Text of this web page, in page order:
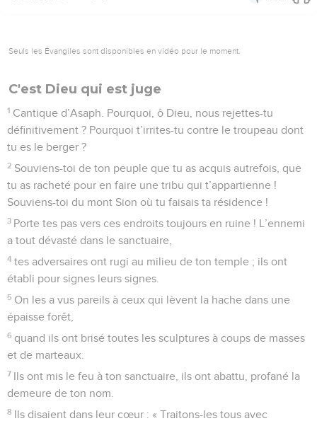
Seuls les Évangiles sont disponibles en vidéo pour le moment.
C'est Dieu qui est juge
1 Cantique d’Asaph. Pourquoi, ô Dieu, nous rejettes-tu
définitivement ? Pourquoi t’irrites-tu contre le troupeau dont
tu es le berger ?
2 Souviens-toi de ton peuple que tu as acquis autrefois, que
tu as racheté pour en faire une tribu qui t’appartienne !
Souviens-toi du mont Sion où tu faisais ta résidence !
3 Porte tes pas vers ces endroits toujours en ruine ! L’ennemi
a tout dévasté dans le sanctuaire,
4 tes adversaires ont rugi au milieu de ton temple ; ils ont
établi pour signes leurs signes.
5 On les a vus pareils à ceux qui lèvent la hache dans une
épaisse forêt,
6 quand ils ont brisé toutes les sculptures à coups de masses
et de marteaux.
7 Ils ont mis le feu à ton sanctuaire, ils ont abattu, profané la
demeure de ton nom.
8 Ils disaient dans leur cœur : « Traitons-les tous avec